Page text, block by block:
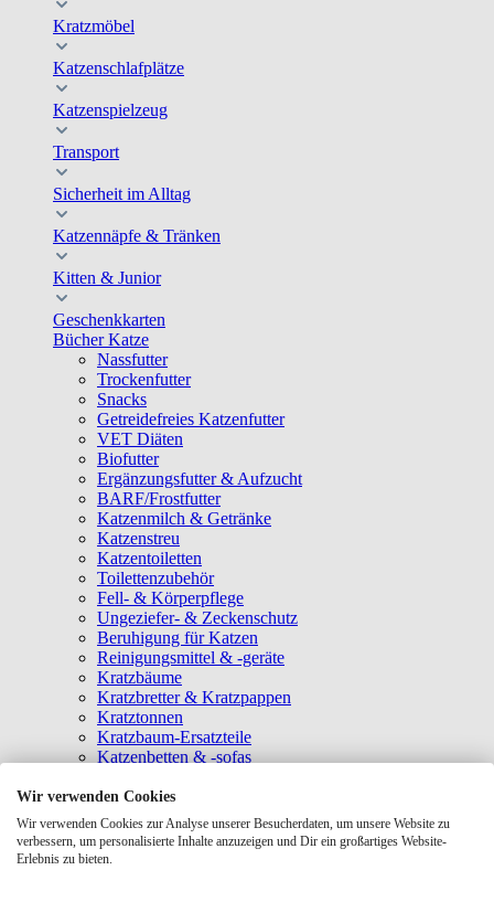
Kratzmöbel
Katzenschlafplätze
Katzenspielzeug
Transport
Sicherheit im Alltag
Katzennäpfe & Tränken
Kitten & Junior
Geschenkkarten
Bücher Katze
Nassfutter
Trockenfutter
Snacks
Getreidefreies Katzenfutter
VET Diäten
Biofutter
Ergänzungsfutter & Aufzucht
BARF/Frostfutter
Katzenmilch & Getränke
Katzenstreu
Katzentoiletten
Toilettenzubehör
Fell- & Körperpflege
Ungeziefer- & Zeckenschutz
Beruhigung für Katzen
Reinigungsmittel & -geräte
Kratzbäume
Kratzbretter & Kratzpappen
Kratztonnen
Kratzbaum-Ersatzteile
Katzenbetten & -sofas
Katzenhäuser
Hängematten & Fensterliegeplätze
Katzendecken & -matten
Baldrian- & Catnipspielzeug
Wir verwenden Cookies
Wir verwenden Cookies zur Analyse unserer Besucherdaten, um unsere Website zu
verbessern, um personalisierte Inhalte anzuzeigen und Dir ein großartiges Website-
Erlebnis zu bieten.